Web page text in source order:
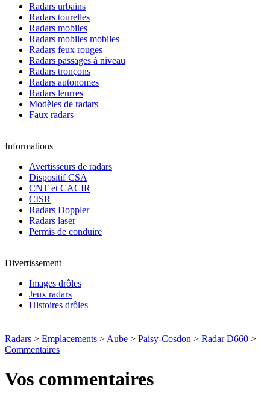
Radars urbains
Radars tourelles
Radars mobiles
Radars mobiles mobiles
Radars feux rouges
Radars passages à niveau
Radars tronçons
Radars autonomes
Radars leurres
Modèles de radars
Faux radars
Informations
Avertisseurs de radars
Dispositif CSA
CNT et CACIR
CISR
Radars Doppler
Radars laser
Permis de conduire
Divertissement
Images drôles
Jeux radars
Histoires drôles
Radars > Emplacements > Aube > Paisy-Cosdon > Radar D660 >
Commentaires
Vos commentaires